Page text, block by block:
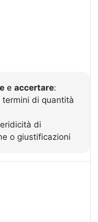
e accertare:
termini di quantità
di
o giustificazioni